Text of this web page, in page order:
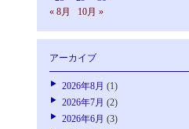
« 8月
10月 »
アーカイブ
2026年8月 (1)
2026年7月 (2)
2026年6月 (3)